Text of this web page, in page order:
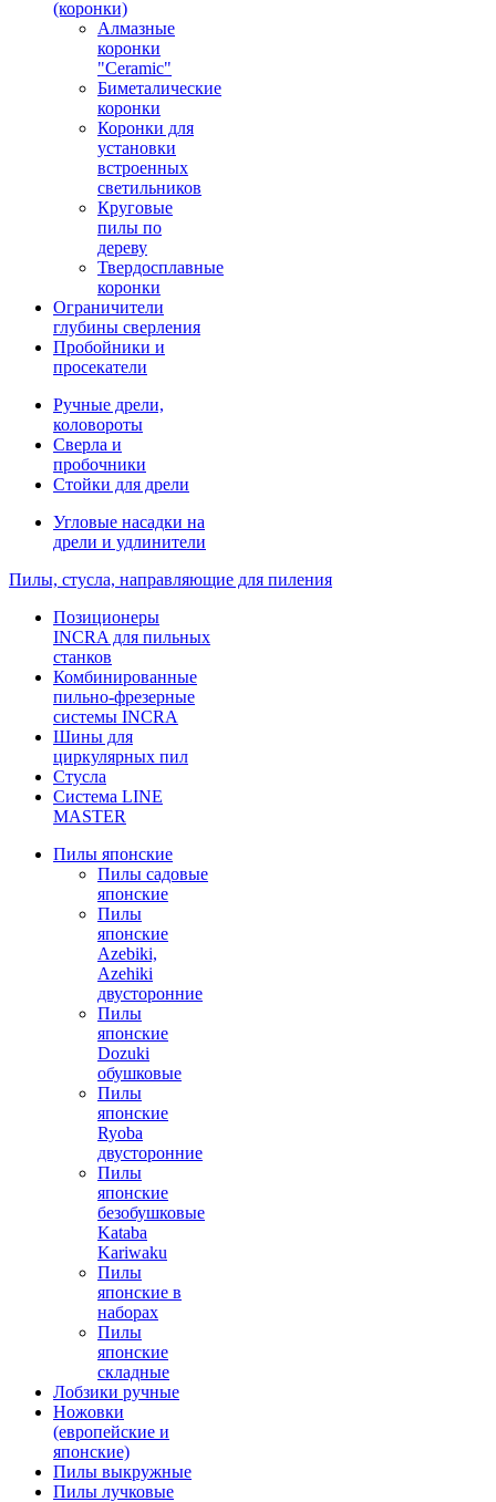
(коронки)
Алмазные
коронки
"Ceramic"
Биметалические
коронки
Коронки для
установки
встроенных
светильников
Круговые
пилы по
дереву
Твердосплавные
коронки
Ограничители
глубины сверления
Пробойники и
просекатели
Ручные дрели,
коловороты
Сверла и
пробочники
Стойки для дрели
Угловые насадки на
дрели и удлинители
Пилы, стусла, направляющие для пиления
Позиционеры
INCRA для пильных
станков
Комбинированные
пильно-фрезерные
системы INCRA
Шины для
циркулярных пил
Стусла
Система LINE
MASTER
Пилы японские
Пилы садовые
японские
Пилы
японские
Azebiki,
Azehiki
двусторонние
Пилы
японские
Dozuki
обушковые
Пилы
японские
Ryoba
двусторонние
Пилы
японские
безобушковые
Kataba
Kariwaku
Пилы
японские в
наборах
Пилы
японские
складные
Лобзики ручные
Ножовки
(европейские и
японские)
Пилы выкружные
Пилы лучковые